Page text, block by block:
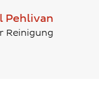
Pehlivan
Reinigung